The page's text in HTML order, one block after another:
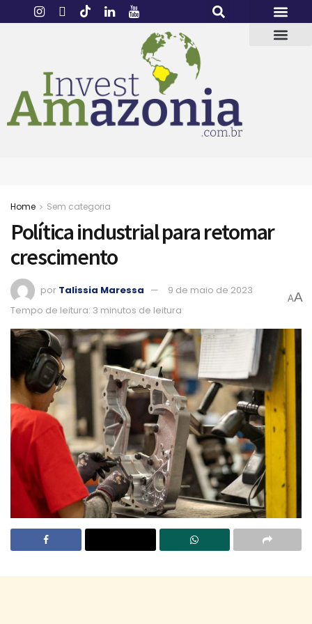
Home Sem categoria
Política industrial para retomar
crescimento
por Talissia Maressa
9 de maio de 2023
Tempo de leitura: 3 minutos de leitura
AA